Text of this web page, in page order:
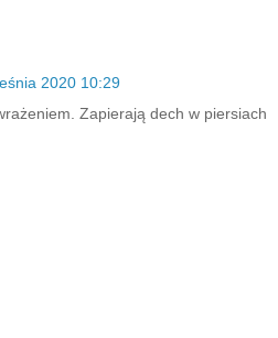
2020 10:29
Zapierają dech w piersiach